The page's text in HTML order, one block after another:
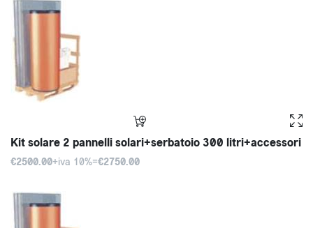
Kit solare 2 pannelli solari+serbatoio 300 litri+accessori
€2500.00+iva 10%=€2750.00